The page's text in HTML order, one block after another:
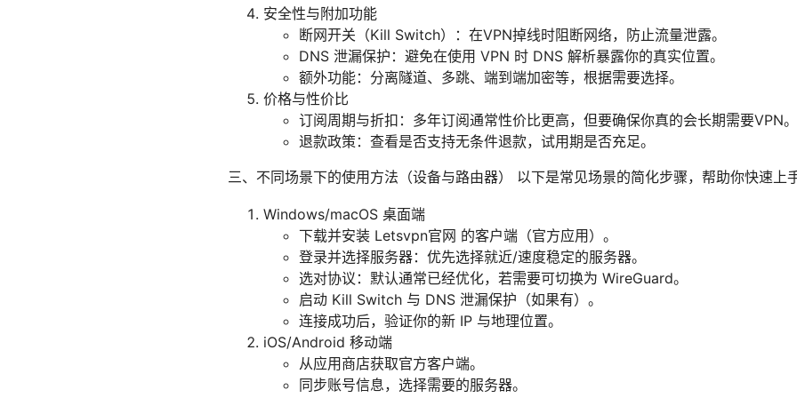
安全性与附加功能
断网开关（Kill Switch）：在VPN掉线时阻断网络，防止流量泄露。
DNS 泄漏保护：避免在使用 VPN 时 DNS 解析暴露你的真实位置。
额外功能：分离隧道、多跳、端到端加密等，根据需要选择。
价格与性价比
订阅周期与折扣：多年订阅通常性价比更高，但要确保你真的会长期需要VPN。
退款政策：查看是否支持无条件退款，试用期是否充足。
三、不同场景下的使用方法（设备与路由器） 以下是常见场景的简化步骤，帮助你快速上
Windows/macOS 桌面端
下载并安装 Letsvpn官网 的客户端（官方应用）。
登录并选择服务器：优先选择就近/速度稳定的服务器。
选对协议：默认通常已经优化，若需要可切换为 WireGuard。
启动 Kill Switch 与 DNS 泄漏保护（如果有）。
连接成功后，验证你的新 IP 与地理位置。
iOS/Android 移动端
从应用商店获取官方客户端。
同步账号信息，选择需要的服务器。